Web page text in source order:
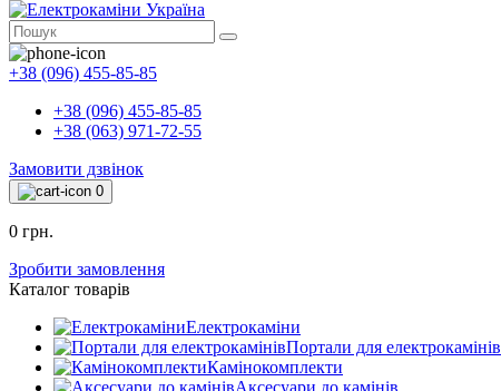
+38 (096) 455-85-85
+38 (096) 455-85-85
+38 (063) 971-72-55
Замовити дзвінок
0
0 грн.
Зробити замовлення
Каталог товарів
Електрокаміни
Портали для електрокамінів
Камінокомплекти
Аксесуари до камінів